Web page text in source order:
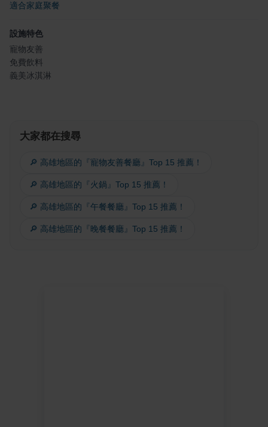
適合家庭聚餐
設施特色
寵物友善
免費飲料
義美冰淇淋
大家都在搜尋
🔎 高雄地區的『寵物友善餐廳』Top 15 推薦！
🔎 高雄地區的『火鍋』Top 15 推薦！
🔎 高雄地區的『午餐餐廳』Top 15 推薦！
🔎 高雄地區的『晚餐餐廳』Top 15 推薦！